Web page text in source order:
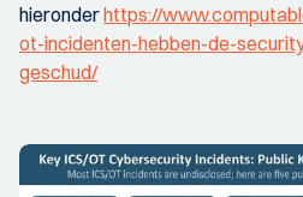
hieronderhttps://
ot-incidenten-hebben-de-
geschud/